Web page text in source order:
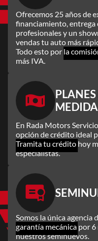
Ofrecemos 25 años de
financiamiento, entrega
profesionales y un
vendas tu auto más
Todo esto por la
más IVA.
MEDIDA
En Rada Motors
opción de crédito ideal
Tramita tu crédito hoy
especialistas.
Somos la única agencia
garantía mecánica por 6
nuestros seminuevos.